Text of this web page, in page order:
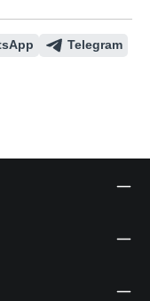
Telegram